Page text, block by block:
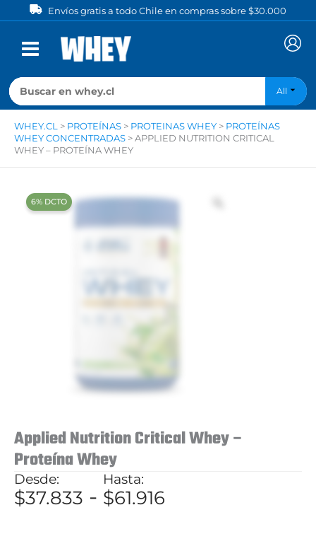
al
contenido
Envíos gratis a todo Chile en compras sobre $30.000
All
WHEY.CL > PROTEÍNAS > PROTEINAS WHEY > PROTEÍNAS
WHEY CONCENTRADAS > APPLIED NUTRITION CRITICAL
WHEY – PROTEÍNA WHEY
‍6% DCTO‍‍
Applied Nutrition Critical Whey –
Proteína Whey
$37.833 - $61.916